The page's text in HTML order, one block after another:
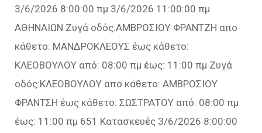
3/6/2026 8:00:00 πμ 3/6/2026 11:00:00 πμ
ΑΘΗΝΑΙΩΝ Ζυγά οδός:ΑΜΒΡΟΣΙΟΥ ΦΡΑΝΤΖΗ απο
κάθετο: ΜΑΝΔΡΟΚΛΕΟΥΣ έως κάθετο:
ΚΛΕΟΒΟΥΛΟΥ από: 08:00 πμ έως: 11:00 πμ Ζυγά
οδός:ΚΛΕΟΒΟΥΛΟΥ απο κάθετο: ΑΜΒΡΟΣΙΟΥ
ΦΡΑΝΤΣΗ έως κάθετο: ΣΩΣΤΡΑΤΟΥ από: 08:00 πμ
έως: 11:00 πμ 651 Κατασκευές 3/6/2026 8:00:00